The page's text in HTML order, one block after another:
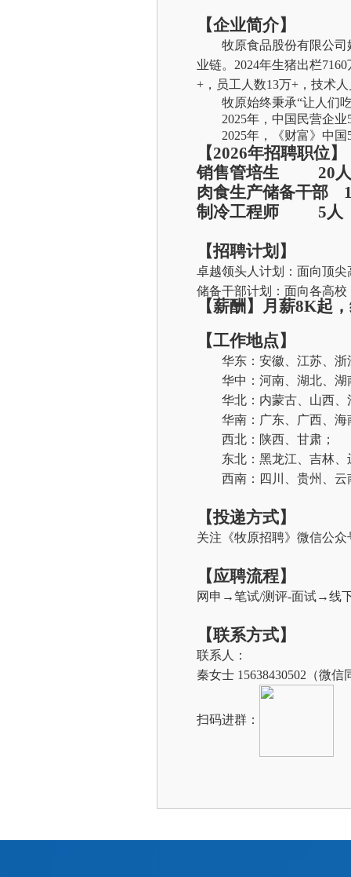
【企业简介】
牧原食品股份有限公
业链。2024年生猪出栏
+ ， 员工人数13万+ ， 技术人
牧原始终秉承“让人们
2025年，中国民营企
2025年，《财富》中
【2026年招聘职位】
销售管培生 20人
肉食生产储备干部
制冷工程师 5人
【招聘计划】
卓越领头人计划：面向顶
储备干部计划：面向各高
【薪酬 】月薪8K起
【工作地点】
华东：安徽、江苏、
华中：河南、湖北、湖
华北：内蒙古、山西、
华南：广东、广西、海
西北：陕西、甘肃；
东北：黑龙江、吉林、
西南：四川、贵州、云
【投递方式】
关注《牧原招聘》微信公
【应聘流程】
网申→笔试/测评-面试→线
【联系方式】
联系人：
秦女士 15638430502 （微信
扫码进群：